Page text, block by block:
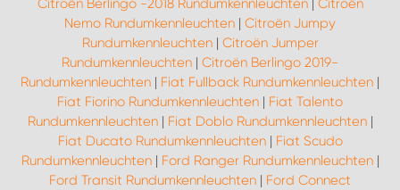
Nemo Rundumkennleuchten | Citroën Jumpy
Rundumkennleuchten| Citroën Jumper
Rundumkennleuchten | Citroën Berlingo 2019-
Rundumkennleuchten | Fiat Fullback Rundumkennleuchten |
Fiat Fiorino Rundumkennleuchten | Fiat Talento
Rundumkennleuchten| Fiat Doblo Rundumkennleuchten|
Fiat Ducato Rundumkennleuchten| Fiat Scudo
Rundumkennleuchten| Ford Ranger Rundumkennleuchten|
Ford Transit Rundumkennleuchten | Ford Connect